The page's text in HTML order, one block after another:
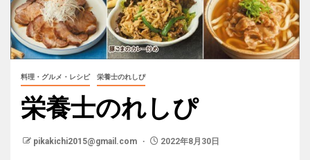
料理・グルメ・レシピ 栄養士のれしぴ
栄養士のれしぴ
pikakichi2015@gmail.com 2022年8月30日